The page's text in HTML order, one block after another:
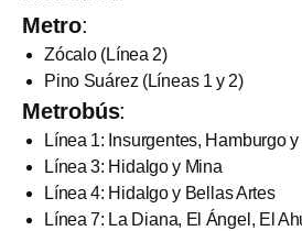
Metro:
Zócalo (Línea 2)
Pino Suárez (Líneas 1 y 2)
Metrobús:
Línea 1: Insurgentes, Hamburgo
Línea 3: Hidalgo y Mina
Línea 4: Hidalgo y Bellas Artes
Línea 7: La Diana, El Ángel, El